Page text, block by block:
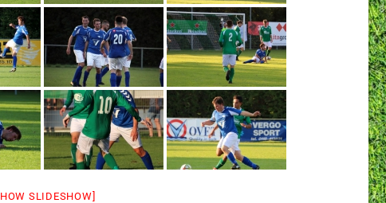
SLIDESHOW]